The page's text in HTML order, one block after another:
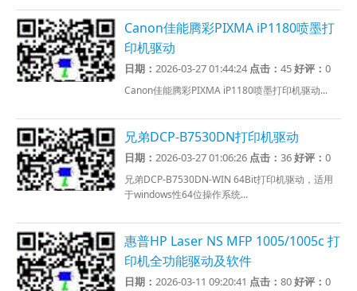
Canon佳能腾彩PIXMA iP1180喷墨打
印机驱动
日期：2026-03-27 01:44:24 点击：45好评：0
Canon佳能腾彩PIXMA iP1180喷墨打印机驱动...
兄弟DCP-B7530DN打印机驱动
日期：2026-03-27 01:06:26 点击：36好评：0
兄弟DCP-B7530DN-WIN 64Bit打印机驱动，适用
于windows性64位操作系统...
惠普HP Laser NS MFP 1005/1005c 打
印机全功能驱动及软件
日期：2026-03-11 09:20:41 点击：80好评：0